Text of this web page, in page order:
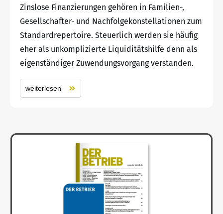
Zinslose Finanzierungen gehören in Familien-,
Gesellschafter- und Nachfolgekonstellationen zum
Standardrepertoire. Steuerlich werden sie häufig
eher als unkomplizierte Liquiditätshilfe denn als
eigenständiger Zuwendungsvorgang verstanden.
weiterlesen